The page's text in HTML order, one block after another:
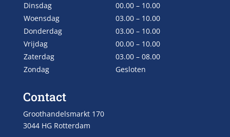
Dinsdag
00.00 – 10.00
Woensdag
03.00 – 10.00
Donderdag
03.00 – 10.00
Vrijdag
00.00 – 10.00
Zaterdag
03.00 – 08.00
Zondag
Gesloten
Contact
Groothandelsmarkt 170
3044 HG Rotterdam